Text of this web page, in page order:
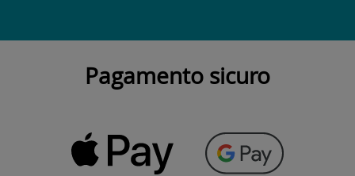
Pagamento sicuro